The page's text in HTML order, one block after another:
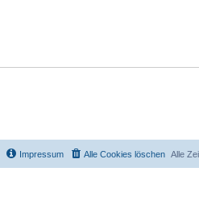
Alle
Alle Cookies löschen
Impressum